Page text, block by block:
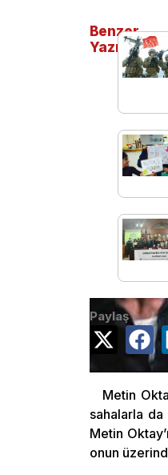
Metin
sahalarla
Metin
onun
Benzer
Yazılar
Paylaş